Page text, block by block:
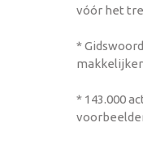
vóór het
*
* 143.000